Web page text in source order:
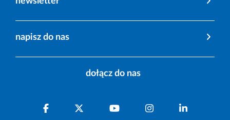
napisz do nas
dołącz do nas